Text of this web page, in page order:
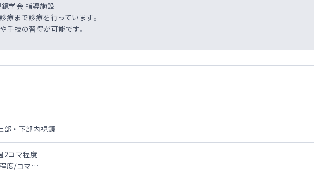
学会 指導施設
まで診療を行っています。
手技の習得が可能です。
部・下部内視鏡
2コマ程度
度/コマ